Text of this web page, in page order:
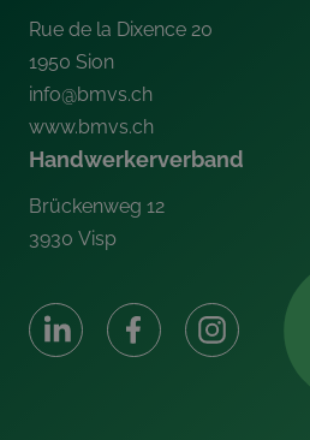
Rue de la Dixence 20
1950 Sion
info@bmvs.ch
www.bmvs.ch
Handwerkerverband
Brückenweg 12
3930 Visp